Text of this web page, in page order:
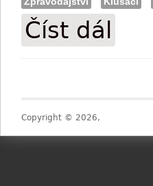
Číst dál
Copyright © 2026,